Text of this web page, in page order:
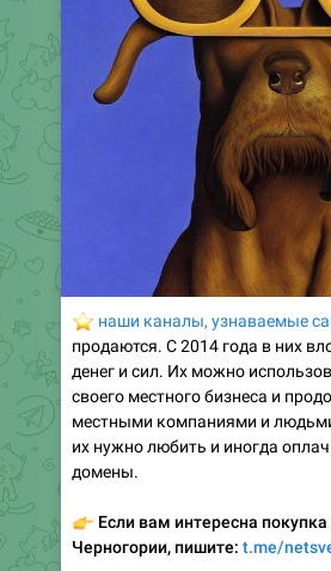
наши каналы, узнаваемые
продаются. С 2014 года в них
денег и сил. Их можно
своего местного бизнеса и
местными компаниями и
их нужно любить и иногда
домены.
Если вам интересна
Черногории, пишите: t.me/